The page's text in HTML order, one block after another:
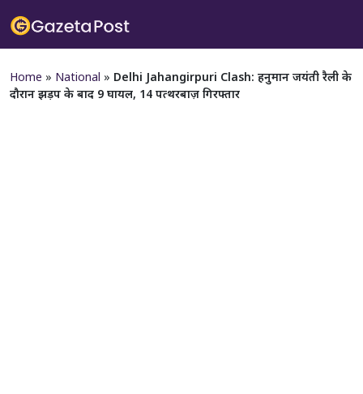
Home » National » Delhi Jahangirpuri Clash: हनुमान जयंती रैली के
दौरान झड़प के बाद 9 घायल, 14 पत्थरबाज़ गिरफ्तार